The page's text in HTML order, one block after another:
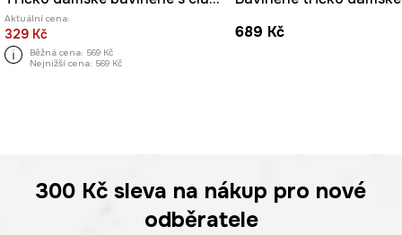
Aktuální cena:
329 Kč
Běžná cena: 569 Kč
Nejnižší cena: 569 Kč
689 Kč
300 Kč sleva na nákup pro nové
odběratele